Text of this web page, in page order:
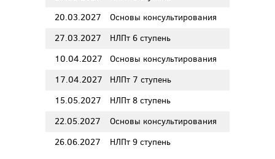
20.03.2027
Основы консультирования
27.03.2027
НЛПт 6 ступень
10.04.2027
Основы консультирования
17.04.2027
НЛПт 7 ступень
15.05.2027
НЛПт 8 ступень
22.05.2027
Основы консультирования
26.06.2027
НЛПт 9 ступень